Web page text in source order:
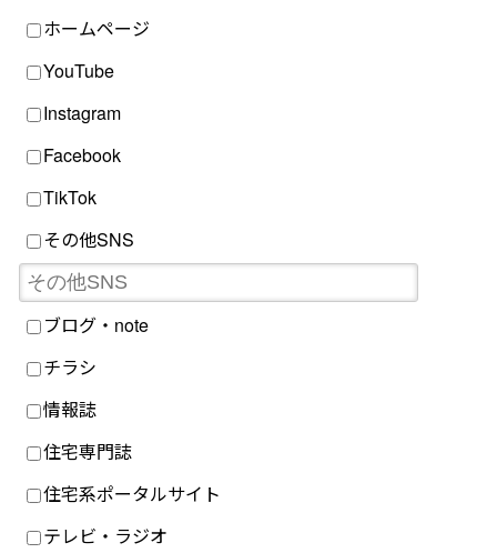
ホームページ
YouTube
Instagram
Facebook
TikTok
その他SNS
ブログ・note
チラシ
情報誌
住宅専門誌
住宅系ポータルサイト
テレビ・ラジオ